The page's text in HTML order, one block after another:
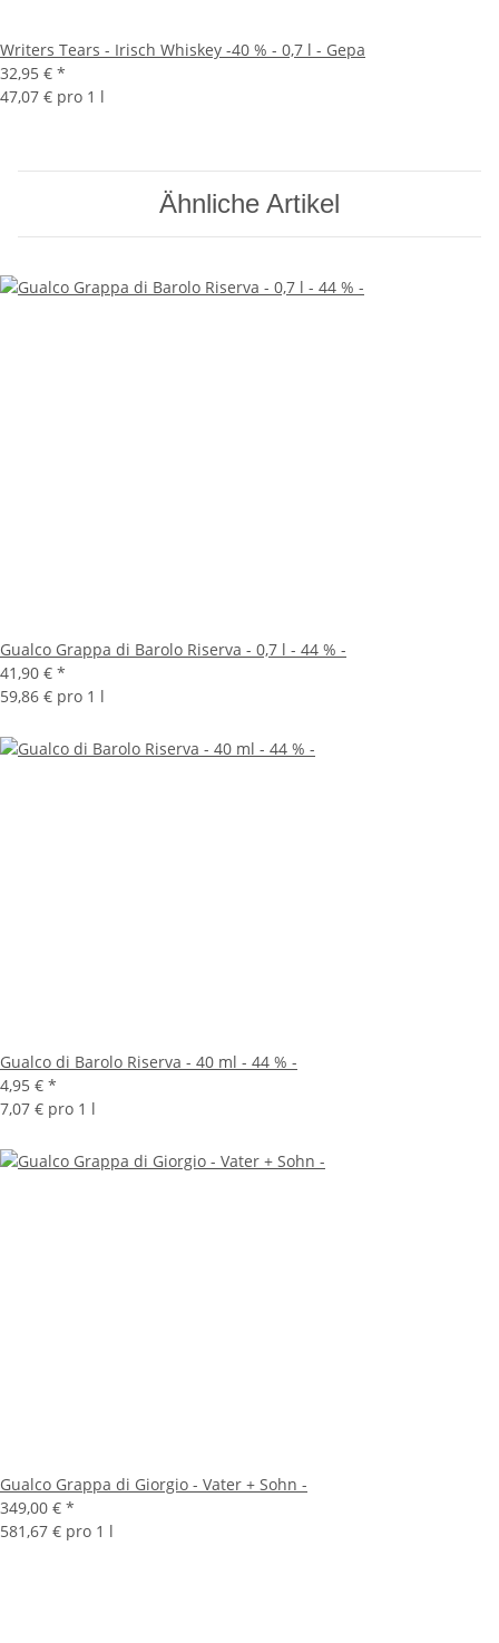
Writers Tears - Irisch Whiskey -40 % - 0,7 l - Gepa
32,95 € *
47,07 € pro 1 l
Ähnliche Artikel
Gualco Grappa di Barolo Riserva - 0,7 l - 44 % -
41,90 € *
59,86 € pro 1 l
Gualco di Barolo Riserva - 40 ml - 44 % -
4,95 € *
7,07 € pro 1 l
Gualco Grappa di Giorgio - Vater + Sohn -
349,00 € *
581,67 € pro 1 l